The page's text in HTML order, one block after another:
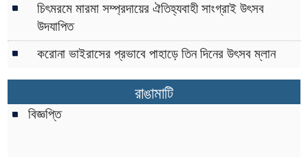
চিৎমরমে মারমা সম্প্রদায়ের ঐতিহ্যবাহী সাংগ্রাই উৎসব
উদযাপিত
করোনা ভাইরাসের প্রভাবে পাহাড়ে তিন দিনের উৎসব ম্লান
রাঙামাটি
বিজ্ঞপ্তি